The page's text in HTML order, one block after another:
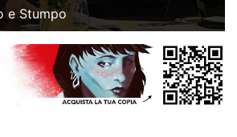
e Stumpo